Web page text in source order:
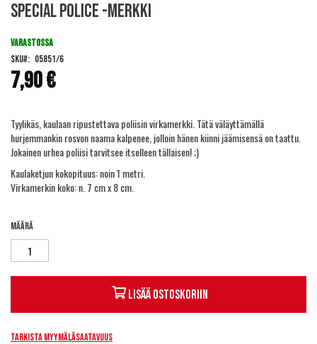
to
beginning
the
images
gallery
Special Police -merkki
7,90 €
VARASTOSSA
SKU
05851/6
Tyylikäs, kaulaan ripustettava poliisin virkamerkki. Tätä väläyttämällä
hurjemmankin rosvon naama kalpenee, jolloin hänen kiinni jäämisensä on taattu.
Jokainen urhea poliisi tarvitsee itselleen tällaisen! ;)
Kaulaketjun kokopituus: noin 1 metri.
Virkamerkin koko: n. 7 cm x 8 cm.
Määrä
Lisää ostoskoriin
Tarkista myymäläsaatavuus